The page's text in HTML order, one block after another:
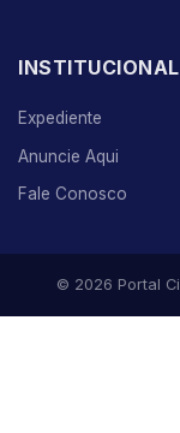
INSTITUCIONAL
Expediente
Anuncie Aqui
Fale Conosco
© 2026 Portal